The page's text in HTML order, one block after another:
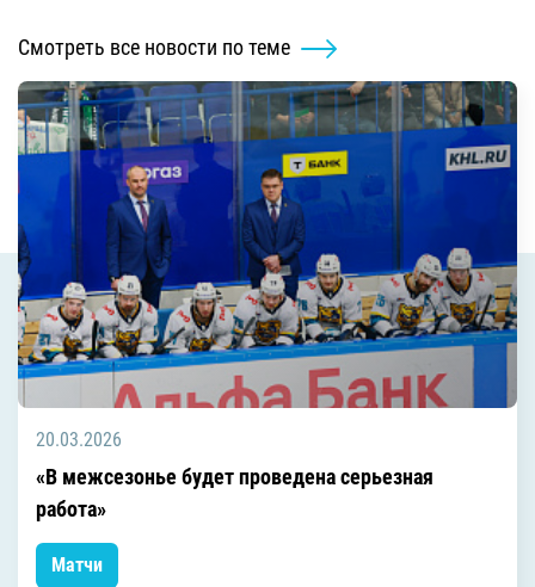
Смотреть все новости по теме
20.03.2026
«В межсезонье будет проведена серьезная
работа»
Матчи